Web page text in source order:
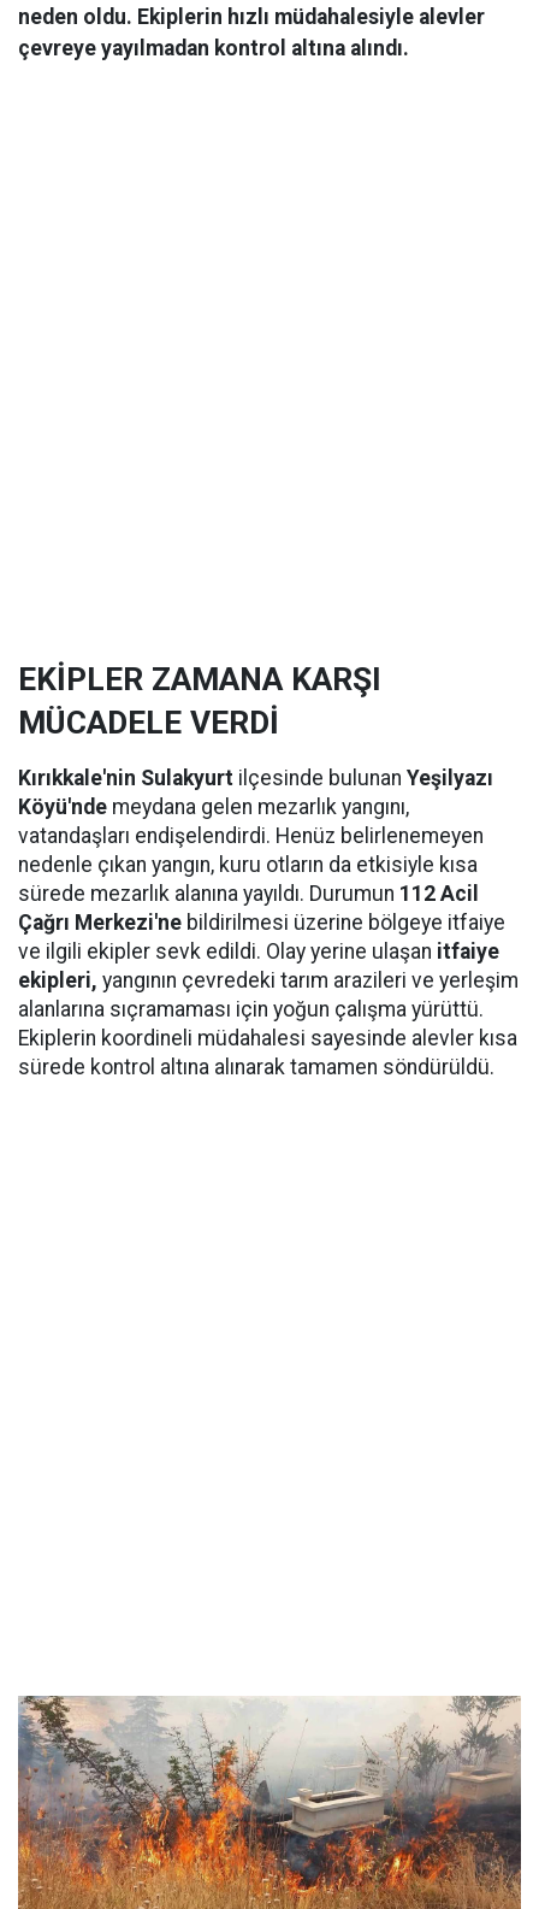
neden oldu. Ekiplerin hızlı müdahalesiyle alevler
çevreye yayılmadan kontrol altına alındı.
EKİPLER ZAMANA KARŞI
MÜCADELE VERDİ
Kırıkkale'nin Sulakyurt ilçesinde bulunan Yeşilyazı
Köyü'nde meydana gelen mezarlık yangını,
vatandaşları endişelendirdi. Henüz belirlenemeyen
nedenle çıkan yangın, kuru otların da etkisiyle kısa
sürede mezarlık alanına yayıldı. Durumun 112 Acil
Çağrı Merkezi'ne bildirilmesi üzerine bölgeye itfaiye
ve ilgili ekipler sevk edildi. Olay yerine ulaşan itfaiye
ekipleri, yangının çevredeki tarım arazileri ve yerleşim
alanlarına sıçramaması için yoğun çalışma yürüttü.
Ekiplerin koordineli müdahalesi sayesinde alevler kısa
sürede kontrol altına alınarak tamamen söndürüldü.